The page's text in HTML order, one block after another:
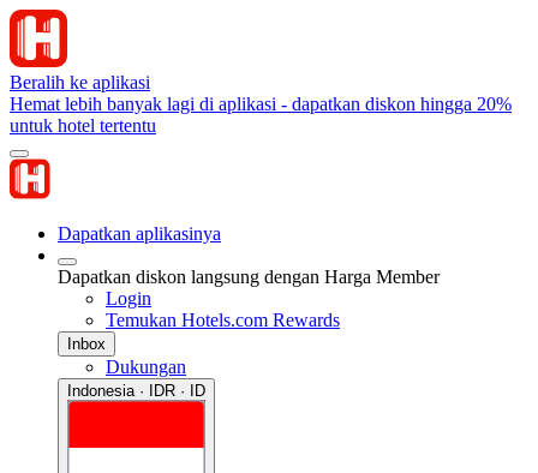
Beralih ke aplikasi
Hemat lebih banyak lagi di aplikasi - dapatkan diskon hingga 20%
untuk hotel tertentu
Dapatkan aplikasinya
Dapatkan diskon langsung dengan Harga Member
Login
Temukan Hotels.com Rewards
Inbox
Dukungan
Indonesia · IDR · ID